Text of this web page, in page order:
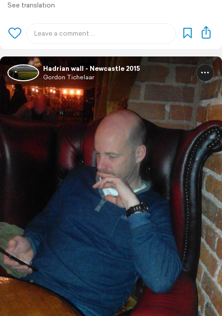
See translation
Hadrian wall - Newcastle 2015
Gordon Tichelaar